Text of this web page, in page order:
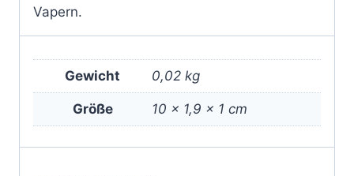
Vapern.
Gewicht 0,02 kg
Größe 10 × 1,9 × 1 cm